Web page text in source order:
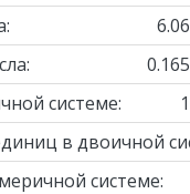
системе:
в двоичной
системе: